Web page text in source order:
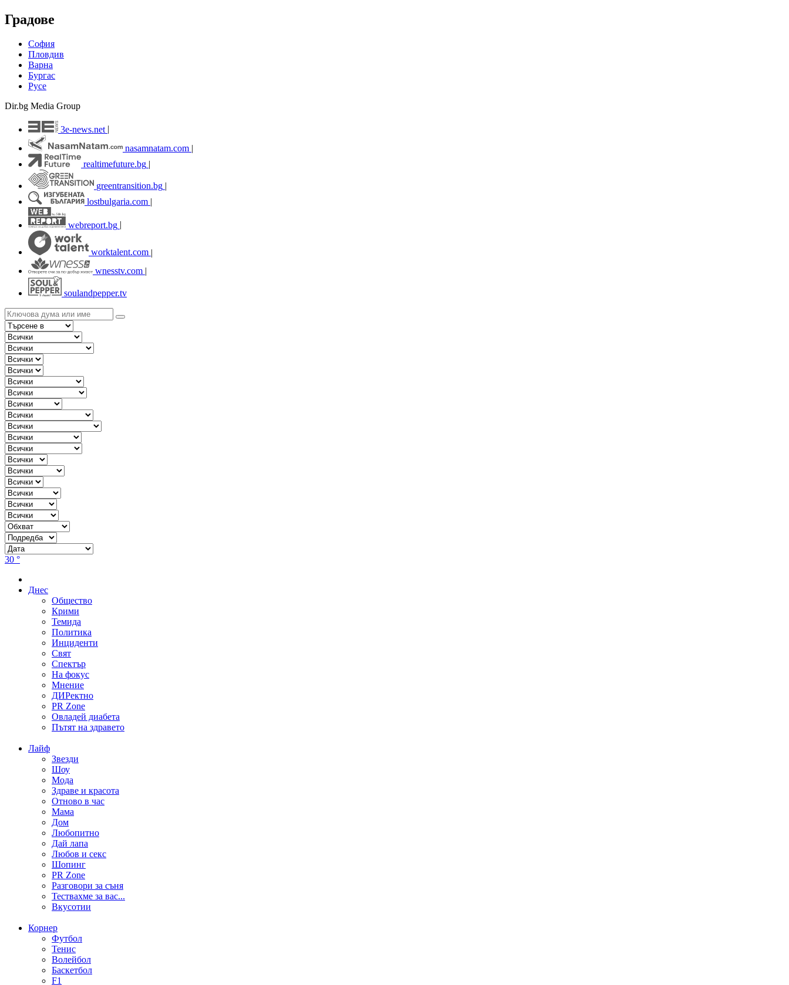
Градове
София
Пловдив
Варна
Бургас
Русе
Dir.bg Media Group
3e-news.net
nasamnatam.com |
realtimefuture.bg |
greentransition.bg |
lostbulgaria.com |
webreport.bg
worktalent.com |
wnesstv.com |
soulandpepper.tv
30 °
Днес
Общество
Крими
Темида
Политика
Инциденти
Свят
Спектър
На фокус
Мнение
ДИРектно
PR Zone
Овладей диабета
Пътят на здравето
Лайф
Звезди
Шоу
Мода
Здраве и красота
Отново в час
Мама
Дом
Любопитно
Дай лапа
Любов и секс
Шопинг
PR Zone
Разговори за съня
Тествахме за вас...
Вкусотии
Корнер
Футбол
Тенис
Волейбол
Баскетбол
F1